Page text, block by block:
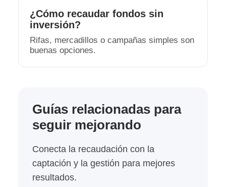
¿Cómo recaudar fondos sin
inversión?
Rifas, mercadillos o campañas simples son
buenas opciones.
Guías relacionadas para
seguir mejorando
Conecta la recaudación con la
captación y la gestión para mejores
resultados.